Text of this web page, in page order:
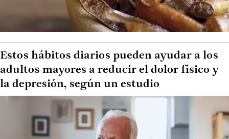
Estos hábitos diarios pueden ayudar a los
adultos mayores a reducir el dolor físico y
la depresión, según un estudio